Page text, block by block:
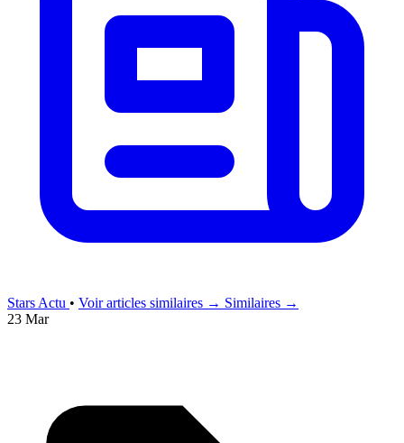
Stars Actu • Voir articles similaires → Similaires →
23 Mar